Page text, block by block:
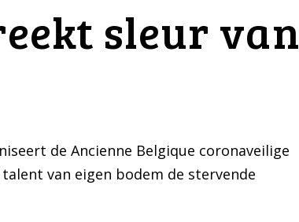
sleur van
de Ancienne Belgique coronaveilige
van eigen bodem de stervende